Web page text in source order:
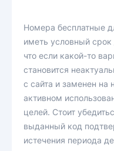
Номера бесплатные
иметь условный срок
что если какой-то
становится
с сайта и заменен на
активном
целей. Стоит
выданный код
истечения периода